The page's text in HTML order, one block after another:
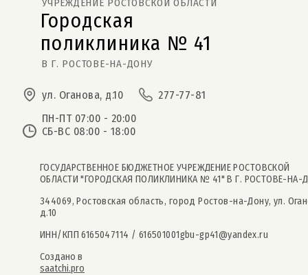
В Г. РОСТОВЕ-НА-ДОНУ
поликлиника № 41
Городская
ул. Оганова, д.10
277-77-81
ПН-ПТ 07:00 - 20:00
СБ-ВС 08:00 - 18:00
ГОСУДАРСТВЕННОЕ БЮДЖЕТНОЕ УЧРЕЖДЕНИЕ РОСТОВСКОЙ
ОБЛАСТИ "ГОРОДСКАЯ ПОЛИКЛИНИКА № 41" В Г. РОСТОВЕ-НА-
344069, Ростовская область, город Ростов-на-Дону, ул.
д.10
ИНН/КПП 6165047114 / 616501001gbu-gp41@yandex.ru
Создано в
saatchi.pro